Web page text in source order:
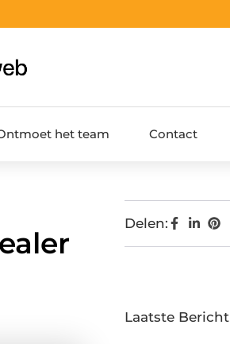
het team Contact
Delen:
Laatste Bericht